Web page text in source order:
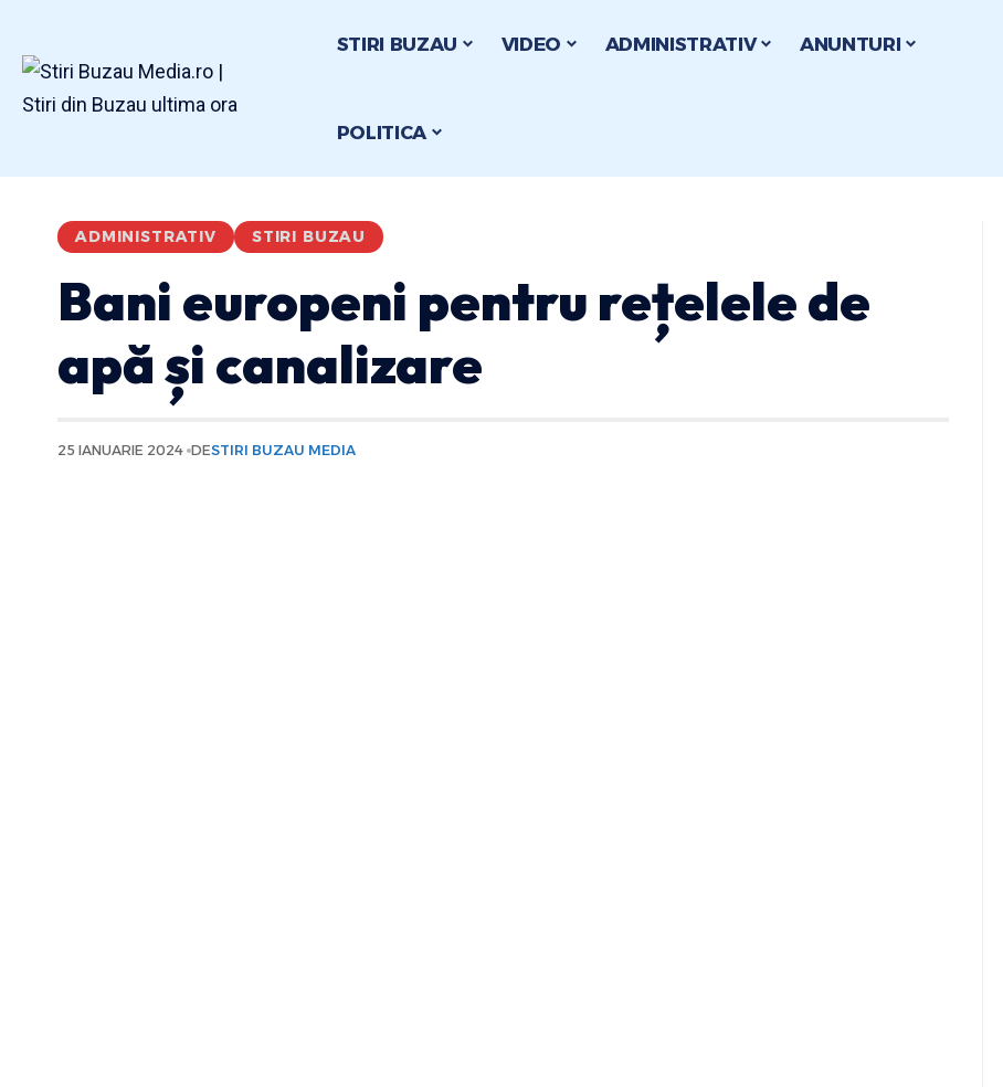
STIRI BUZAU VIDEO ADMINISTRATIV ANUNTURI
POLITICA
ADMINISTRATIV STIRI BUZAU
Bani europeni pentru rețelele de
apă și canalizare
25 IANUARIE 2024 DESTIRI BUZAU MEDIA